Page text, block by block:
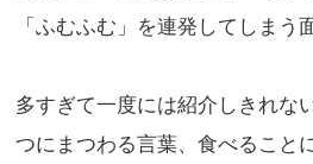
「ふむふむ」を連発してしまう
多すぎて一度には紹介しきれな
つにまつわる言葉、食べること